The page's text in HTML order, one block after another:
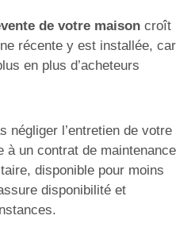
de votre maison croît
récente y est installée, car
en plus d’acheteurs
négliger l’entretien de votre
à un contrat de maintenance
disponible pour moins
disponibilité et